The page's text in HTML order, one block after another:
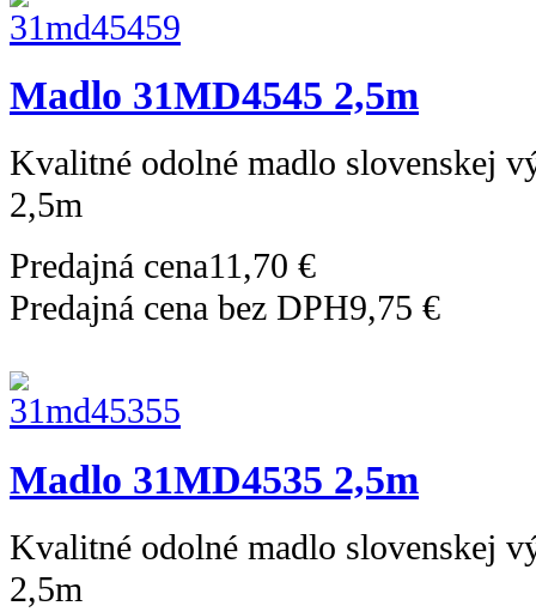
Madlo 31MD4545 2,5m
Kvalitné odolné madlo slovenskej
2,5m
Predajná cena11,70 €
Predajná cena bez DPH9,75 €
Madlo 31MD4535 2,5m
Kvalitné odolné madlo slovenskej
2,5m